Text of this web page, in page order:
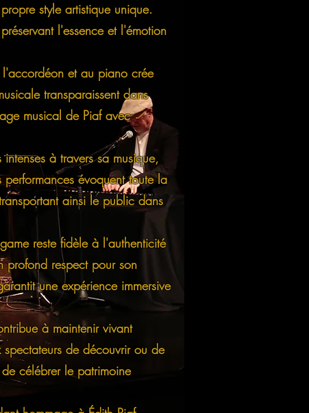
style artistique unique.
l'essence et l'émotion
l'accordéon et au piano crée
transparaissent dans
musical de Piaf avec
à travers sa musique,
évoquent toute la
ainsi le public dans
reste fidèle à l'authenticité
profond respect pour son
une expérience immersive
à maintenir vivant
de découvrir ou de
célébrer le patrimoine